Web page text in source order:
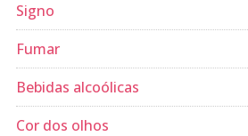
Signo
Fumar
Bebidas alcoólicas
Cor dos olhos